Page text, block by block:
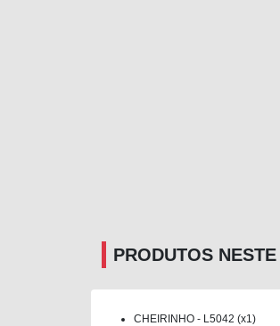
PRODUTOS
CHEIRINHO - L5042 (x1)